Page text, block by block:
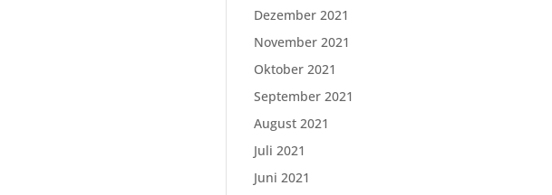
Dezember 2021
November 2021
Oktober 2021
September 2021
August 2021
Juli 2021
Juni 2021